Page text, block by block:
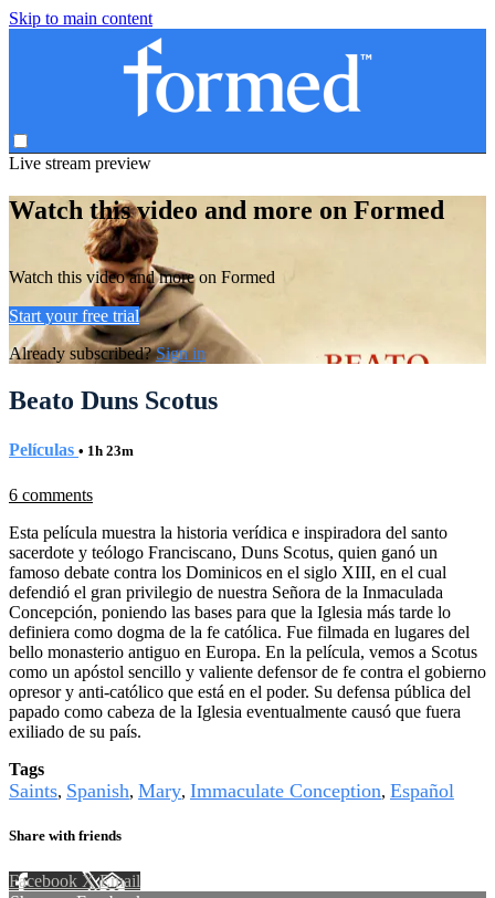
Skip to main content
Live stream preview
Watch this video and more on Formed
Watch this video and more on Formed
Start your free trial
Already subscribed?Sign in
Beato Duns Scotus
Películas • 1h 23m
6 comments
Esta película muestra la historia verídica e inspiradora del santo
sacerdote y teólogo Franciscano, Duns Scotus, quien ganó un
famoso debate contra los Dominicos en el siglo XIII, en el cual
defendió el gran privilegio de nuestra Señora de la Inmaculada
Concepción, poniendo las bases para que la Iglesia más tarde lo
definiera como dogma de la fe católica. Fue filmada en lugares del
bello monasterio antiguo en Europa. En la película, vemos a Scotus
como un apóstol sencillo y valiente defensor de fe contra el gobierno
opresor y anti-católico que está en el poder. Su defensa pública del
papado como cabeza de la Iglesia eventualmente causó que fuera
exiliado de su país.
Tags
Saints, Spanish, Mary, Immaculate Conception, Español
Share with friends
Facebook XEmail